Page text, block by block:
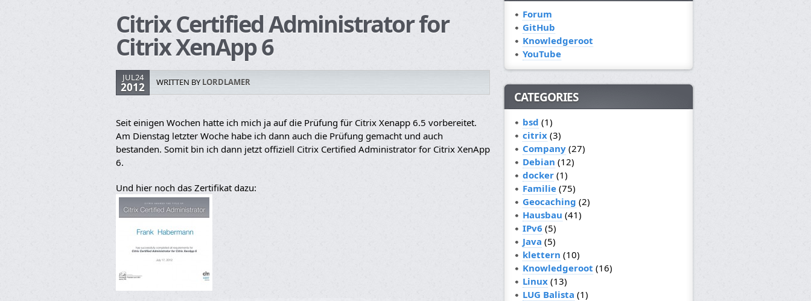
Citrix Certified Administrator for
Citrix XenApp 6
JUL24
2012 WRITTEN BYLORDLAMER
Seit einigen Wochen hatte ich mich ja auf die Prüfung für Citrix Xenapp 6.5 vorbereitet.
Am Dienstag letzter Woche habe ich dann auch die Prüfung gemacht und auch
bestanden. Somit bin ich dann jetzt offiziell Citrix Certified Administrator for Citrix XenApp
6.
Und hier noch das Zertifikat dazu:
Forum
GitHub
Knowledgeroot
YouTube
CATEGORIES
bsd (1)
citrix (3)
Company (27)
Debian (12)
docker (1)
Familie (75)
Geocaching (2)
Hausbau (41)
IPv6 (5)
Java (5)
klettern (10)
Knowledgeroot (16)
Linux (13)
LUG Balista (1)